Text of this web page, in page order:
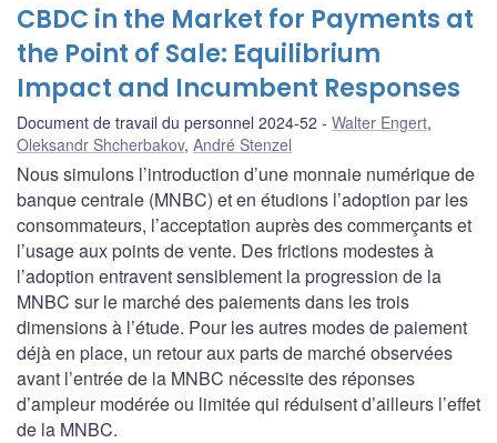
CBDC in the Market for Payments at
the Point of Sale: Equilibrium
Impact and Incumbent Responses
Document de travail du personnel 2024-52 Walter Engert,
Oleksandr Shcherbakov, André Stenzel
Nous simulons l’introduction d’une monnaie numérique de
banque centrale (MNBC) et en étudions l’adoption par les
consommateurs, l’acceptation auprès des commerçants et
l’usage aux points de vente. Des frictions modestes à
l’adoption entravent sensiblement la progression de la
MNBC sur le marché des paiements dans les trois
dimensions à l’étude. Pour les autres modes de paiement
déjà en place, un retour aux parts de marché observées
avant l’entrée de la MNBC nécessite des réponses
d’ampleur modérée ou limitée qui réduisent d’ailleurs l’effet
de la MNBC.